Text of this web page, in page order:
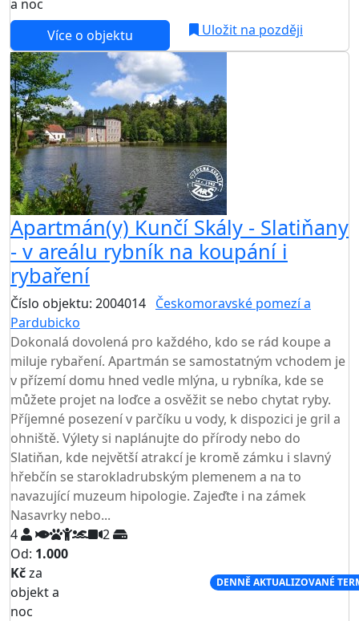
a noc
Více o objektu
Uložit na později
Apartmán(y) Kunčí Skály - Slatiňany
- v areálu rybník na koupání i
rybaření
Číslo objektu: 2004014 Českomoravské pomezí a
Pardubicko
Dokonalá dovolená pro každého, kdo se rád koupe a
miluje rybaření. Apartmán se samostatným vchodem je
v přízemí domu hned vedle mlýna, u rybníka, kde se
můžete projet na loďce a osvěžit se nebo chytat ryby.
Příjemné posezení v parčíku u vody, k dispozici je gril a
ohniště. Výlety si naplánujte do přírody nebo do
Slatiňan, kde největší atrakcí je kromě zámku i slavný
hřebčín se starokladrubským plemenem a na to
navazující muzeum hipologie. Zajeďte i na zámek
Nasavrky nebo...
4
2
Od: 1.000
Kčza
objekt a
noc
DENNĚ AKTUALIZOVANÉ